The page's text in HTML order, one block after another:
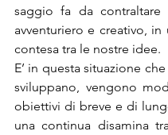
saggio fa da
avventuriero e creativo, in
contesa tra le nostre idee.
E’ in questa situazione
sviluppano, vengono
obiettivi di breve e di
una continua disamina